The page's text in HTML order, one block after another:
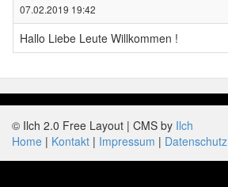
07.02.2019 19:42
Hallo Liebe Leute Willkommen !
© Ilch 2.0 Free Layout | CMS by Ilch
Home
Kontakt Impressum Datenschutz